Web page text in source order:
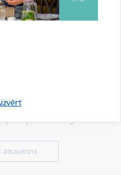
bija noderīga?
atsauksmi